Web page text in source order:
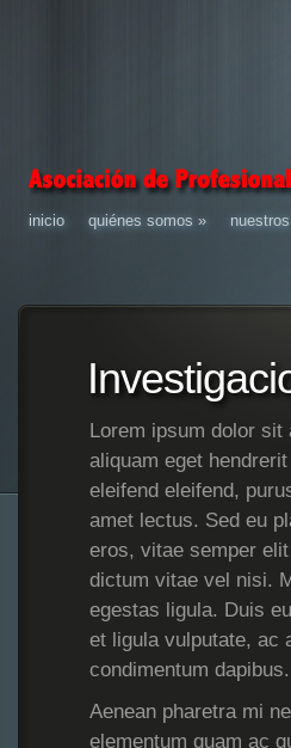
inicio quiénes somos »
Lorem ipsum dolor
aliquam eget
eleifend eleifend,
amet lectus. Sed eu
eros, vitae semper
dictum vitae vel nisi.
egestas ligula. Duis
et ligula vulputate, ac
condimentum
Aenean pharetra mi
elementum quam ac